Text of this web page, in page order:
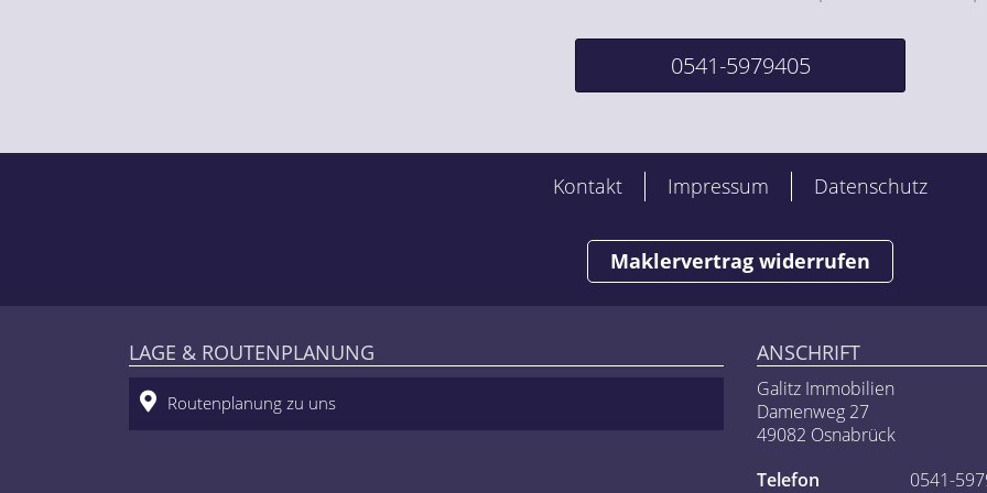
0541-5979405
Kontakt Impressum Datenschutz
Maklervertrag widerrufen
LAGE & ROUTENPLANUNG
Routenplanung zu uns
ANSCHRIFT
Galitz Immobilien
Damenweg 27
49082 Osnabrück
Telefon
0541-